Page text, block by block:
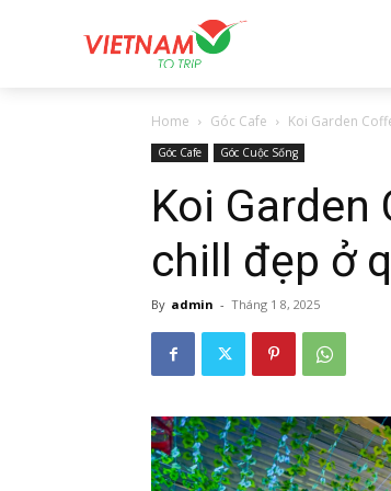
Home Góc Cafe Koi Garden
Góc Cafe Góc Cuộc Sống
Koi Garden
chill đẹp ở
By admin - Tháng 1 8, 2025